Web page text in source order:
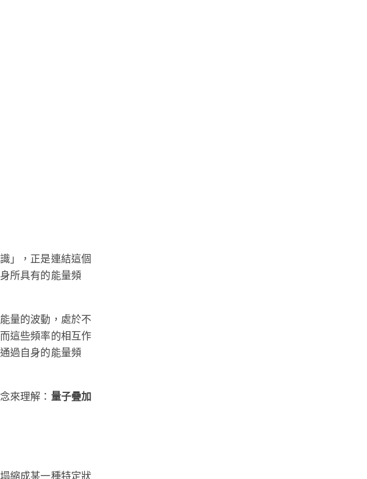
」，正是連結這個
所具有的能量頻
量的波動，處於不
這些頻率的相互作
過自身的能量頻
來理解： 量子疊加
縮成某一種特定狀